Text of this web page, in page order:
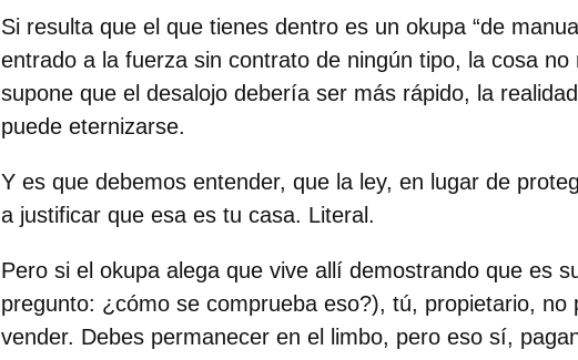
Si resulta que el que tienes dentro es un okupa “de
entrado a la fuerza sin contrato de ningún tipo, la cosa
supone que el desalojo debería ser más rápido, la
puede eternizarse.
Y es que debemos entender, que la ley, en lugar de
a justificar que esa es tu casa. Literal.
Pero si el okupa alega que vive allí demostrando que es
pregunto: ¿cómo se comprueba eso?), tú, propietario, no
vender. Debes permanecer en el limbo, pero eso sí,